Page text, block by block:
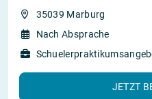
35039 Marburg
Nach Absprache
JETZT